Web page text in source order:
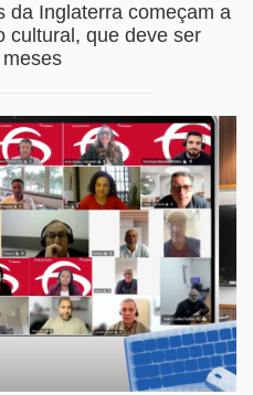
da Inglaterra começam a
cultural, que deve ser